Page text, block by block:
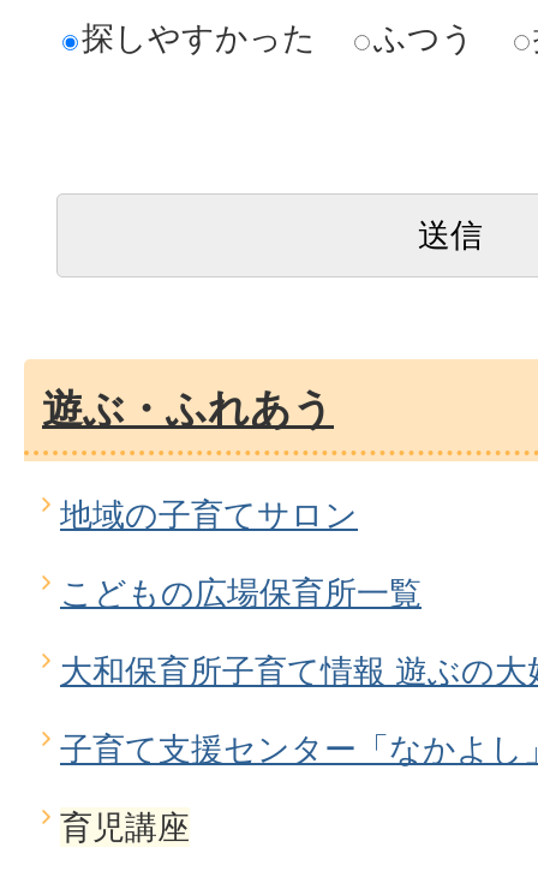
探しやすかった ふつう
遊ぶ・ふれあう
地域の子育てサロン
こどもの広場保育所一覧
大和保育所子育て情報 遊ぶの大
子育て支援センター「なかよし
育児講座